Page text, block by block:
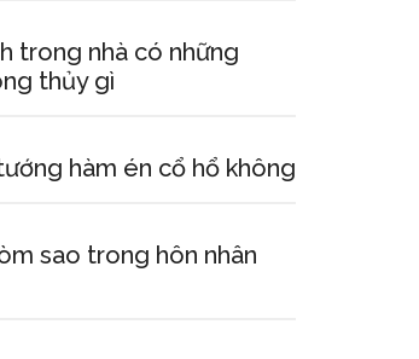
trong nhà có những
thủy gì
hàm én cổ hổ không
sao trong hôn nhân